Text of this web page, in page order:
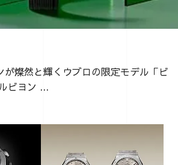
が燦然と輝くウブロの限定モデル「ビ
ビヨン ...